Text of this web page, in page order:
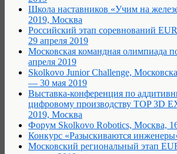
Школа наставников «Учим на
2019, Москва
Российский этап соревнований
29 апреля 2019
Московская командная олимпиада
апреля 2019
Skolkovo Junior Challenge,
— 30 мая 2019
Выставка-конференция по
цифровому производству TOP 3D
2019, Москва
Форум Skolkovo Robotics, Москва,
Конкурс «Разыскиваются
Московский региональный этап